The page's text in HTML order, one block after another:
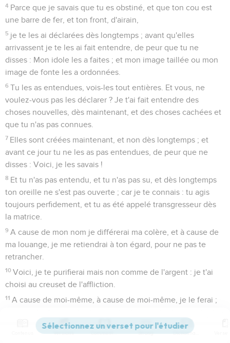
4 Parce que je savais que tu es obstiné, et que ton cou est
une barre de fer, et ton front, d'airain,
5 je te les ai déclarées dès longtemps ; avant qu'elles
arrivassent je te les ai fait entendre, de peur que tu ne
disses : Mon idole les a faites ; et mon image taillée ou mon
image de fonte les a ordonnées.
6 Tu les as entendues, vois-les tout entières. Et vous, ne
voulez-vous pas les déclarer ? Je t'ai fait entendre des
choses nouvelles, dès maintenant, et des choses cachées et
que tu n'as pas connues.
7 Elles sont créées maintenant, et non dès longtemps ; et
avant ce jour tu ne les as pas entendues, de peur que ne
disses : Voici, je les savais !
8 Et tu n'as pas entendu, et tu n'as pas su, et dès longtemps
ton oreille ne s'est pas ouverte ; car je te connais : tu agis
toujours perfidement, et tu as été appelé transgresseur dès
la matrice.
9 A cause de mon nom je différerai ma colère, et à cause de
ma louange, je me retiendrai à ton égard, pour ne pas te
retrancher.
10 Voici, je te purifierai mais non comme de l'argent : je t'ai
choisi au creuset de l'affliction.
11 A cause de moi-même, à cause de moi-même, je le ferai ;
pas ma gloire à un autre.
Versions Commentaires Strong